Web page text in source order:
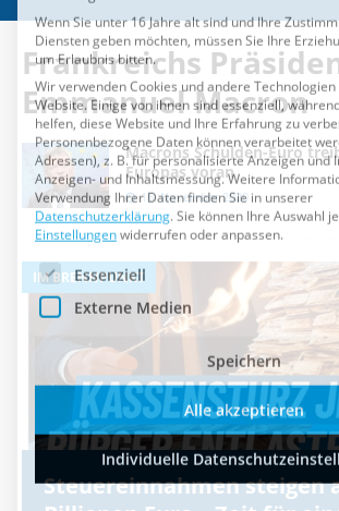
Frankreichs
Emmanuel Macron
Macrons Schulden-Euro
Europas voran
16. November 2020
IM BRENNPUNKT
Steuereinnahmen steigen
Es folgt eine Liste der Service-Gruppen,
Essenziell
Externe Medien
Speichern
Alle akzeptieren
Individuelle
Cookie-Details Datenschutzerklärung